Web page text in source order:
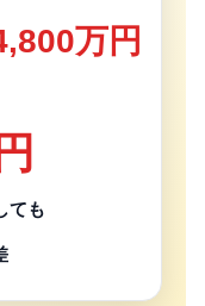
万円
ても